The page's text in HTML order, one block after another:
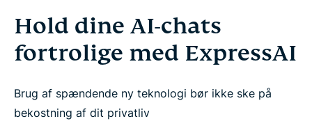
Hold dine AI-chats
fortrolige med ExpressAI
Brug af spændende ny teknologi bør ikke ske på
bekostning af dit privatliv